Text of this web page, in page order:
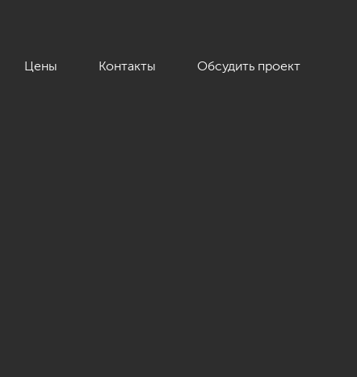
Цены Контакты Обсудить проект